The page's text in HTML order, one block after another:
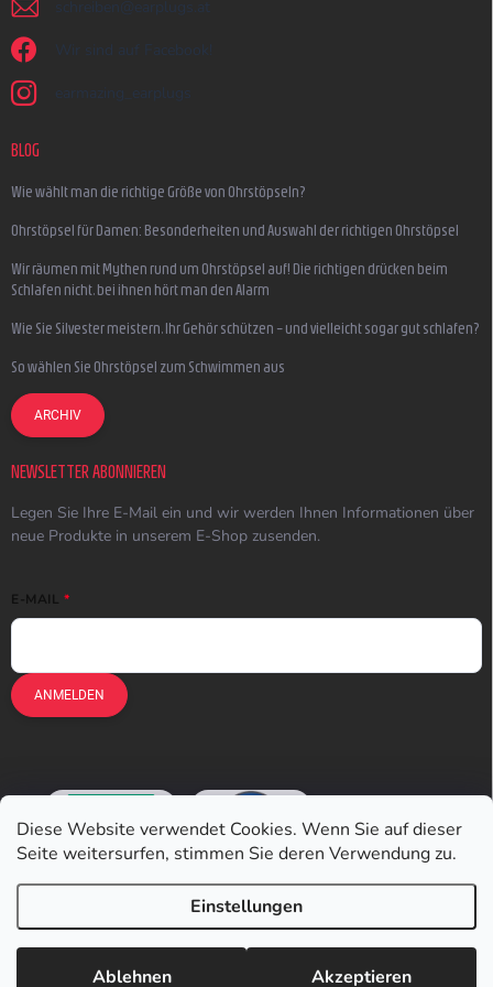
Diese Website verwendet Cookies. Wenn Sie auf dieser
Seite weitersurfen, stimmen Sie deren Verwendung zu.
Einstellungen
Ablehnen Akzeptieren
schreiben @ earplugs.at
Wir sind auf Facebook!
earmazing_earplugs
BLOG
Wie wählt man die richtige Größe von Ohrstöpseln?
Ohrstöpsel für Damen: Besonderheiten und Auswahl der richtigen Ohrstöpsel
Wir räumen mit Mythen rund um Ohrstöpsel auf! Die richtigen drücken beim
Schlafen nicht, bei ihnen hört man den Alarm
Wie Sie Silvester meistern, Ihr Gehör schützen – und vielleicht sogar gut schlafen?
So wählen Sie Ohrstöpsel zum Schwimmen aus
ARCHIV
NEWSLETTER ABONNIEREN
Legen Sie Ihre E-Mail ein und wir werden Ihnen Informationen über
neue Produkte in unserem E-Shop zusenden.
E-MAIL
ANMELDEN
Copyright 2026 . Alle Rechte vorbehalten.